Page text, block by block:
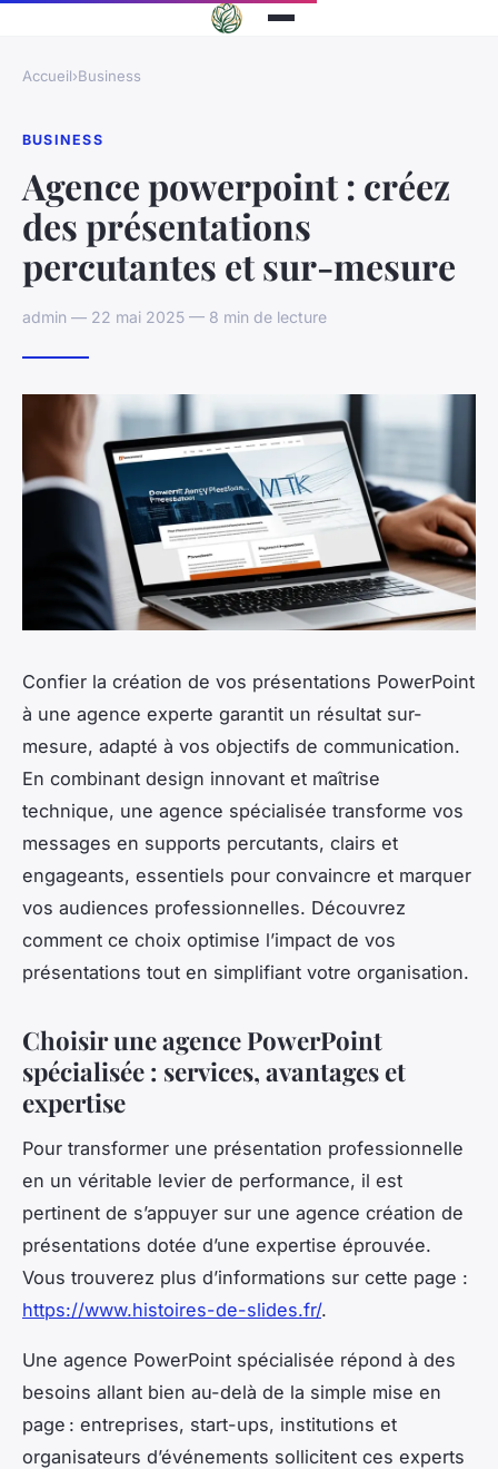
Accueil›Business
BUSINESS
Agence powerpoint : créez
des présentations
percutantes et sur-mesure
admin — 22 mai 2025 — 8 min de lecture
Confier la création de vos présentations PowerPoint
à une agence experte garantit un résultat sur-
mesure, adapté à vos objectifs de communication.
En combinant design innovant et maîtrise
technique, une agence spécialisée transforme vos
messages en supports percutants, clairs et
engageants, essentiels pour convaincre et marquer
vos audiences professionnelles. Découvrez
comment ce choix optimise l’impact de vos
présentations tout en simplifiant votre organisation.
Choisir une agence PowerPoint
spécialisée : services, avantages et
expertise
Pour transformer une présentation professionnelle
en un véritable levier de performance, il est
pertinent de s’appuyer sur une agence création de
présentations dotée d’une expertise éprouvée.
Vous trouverez plus d’informations sur cette page :
https://www.histoires-de-slides.fr/.
Une agence PowerPoint spécialisée répond à des
besoins allant bien au-delà de la simple mise en
page : entreprises, start-ups, institutions et
organisateurs d’événements sollicitent ces experts